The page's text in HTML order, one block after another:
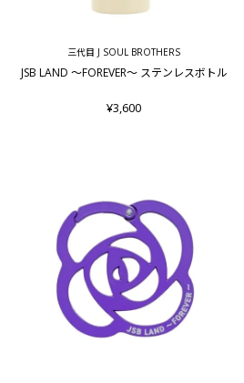
三代目 J SOUL BROTHERS
JSB LAND ～FOREVER～ ステンレスボトル
¥3,600